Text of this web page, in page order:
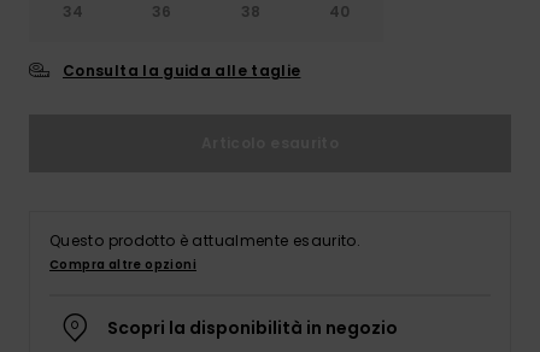
34 36 38 40
Consulta la guida alle taglie
Questo prodotto è attualmente esaurito.
Compra altre opzioni
Scopri la disponibilità in negozio